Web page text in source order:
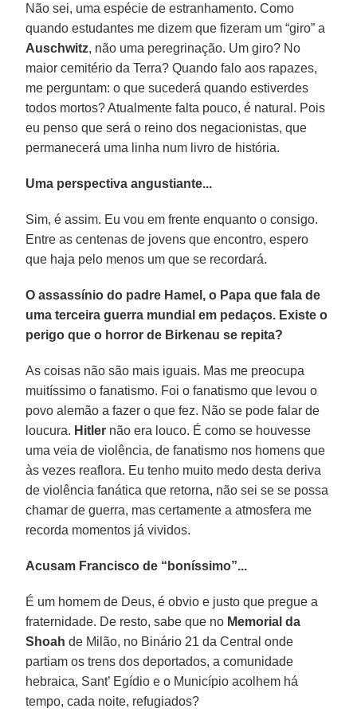
Não sei, uma espécie de estranhamento. Como
quando estudantes me dizem que fizeram um “giro” a
Auschwitz, não uma peregrinação. Um giro? No
maior cemitério da Terra? Quando falo aos rapazes,
me perguntam: o que sucederá quando estiverdes
todos mortos? Atualmente falta pouco, é natural. Pois
eu penso que será o reino dos negacionistas, que
permanecerá uma linha num livro de história.
Uma perspectiva angustiante...
Sim, é assim. Eu vou em frente enquanto o consigo.
Entre as centenas de jovens que encontro, espero
que haja pelo menos um que se recordará.
O assassínio do padre Hamel, o Papa que fala de
uma terceira guerra mundial em pedaços. Existe o
perigo que o horror de Birkenau se repita?
As coisas não são mais iguais. Mas me preocupa
muitíssimo o fanatismo. Foi o fanatismo que levou o
povo alemão a fazer o que fez. Não se pode falar de
loucura. Hitler não era louco. É como se houvesse
uma veia de violência, de fanatismo nos homens que
às vezes reaflora. Eu tenho muito medo desta deriva
de violência fanática que retorna, não sei se se possa
chamar de guerra, mas certamente a atmosfera me
recorda momentos já vividos.
Acusam Francisco de “boníssimo”...
É um homem de Deus, é obvio e justo que pregue a
fraternidade. De resto, sabe que no Memorial da
Shoah de Milão, no Binário 21 da Central onde
partiam os trens dos deportados, a comunidade
hebraica, Sant’ Egídio e o Município acolhem há
tempo, cada noite, refugiados?